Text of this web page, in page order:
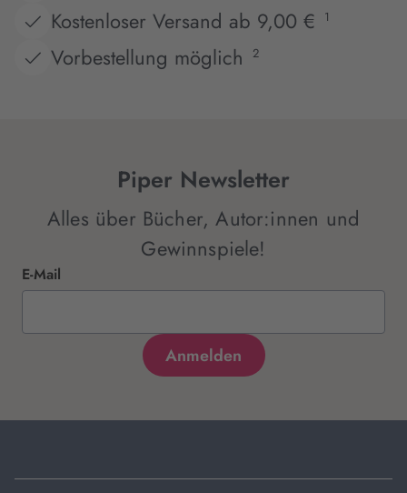
Kostenloser Versand ab 9,00 €
1
Vorbestellung möglich 2
Piper Newsletter
Alles über Bücher, Autor:innen und
Gewinnspiele!
E-Mail